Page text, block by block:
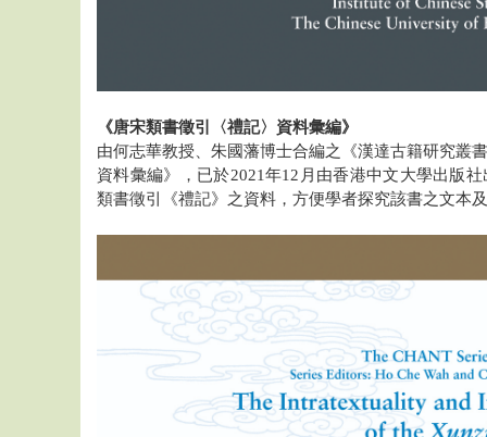
《唐宋類書徵引〈禮記〉資料彙編》
由何志華教授、朱國藩博士合編之《漢達古籍研究叢
資料彙編》，已於2021年12月由香港中文大學出版
類書徵引《禮記》之資料，方便學者探究該書之文本